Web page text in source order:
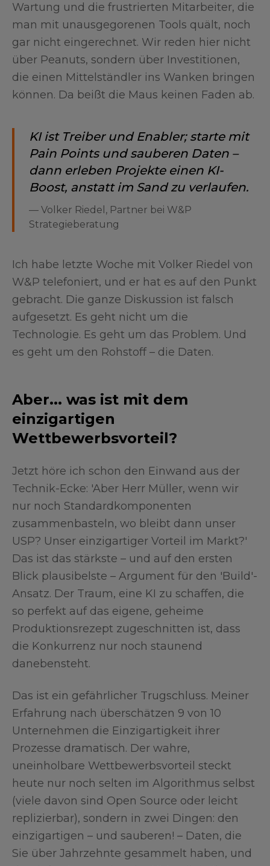
Wartung und die frustrierten Mitarbeiter, die
man mit unausgegorenen Tools quält, noch
gar nicht eingerechnet. Wir reden hier nicht
über Peanuts, sondern über Investitionen,
die einen Mittelständler ins Wanken bringen
können. Da beißt die Maus keinen Faden ab.
KI ist Treiber und Enabler; starte mit
Pain Points und sauberen Daten –
dann erleben Projekte einen KI-
Boost, anstatt im Sand zu verlaufen.
— Volker Riedel, Partner bei W&P
Strategieberatung
Ich habe letzte Woche mit Volker Riedel von
W&P telefoniert, und er hat es auf den Punkt
gebracht. Die ganze Diskussion ist falsch
aufgesetzt. Es geht nicht um die
Technologie. Es geht um das Problem. Und
es geht um den Rohstoff – die Daten.
Aber... was ist mit dem
einzigartigen
Wettbewerbsvorteil?
Jetzt höre ich schon den Einwand aus der
Technik-Ecke: 'Aber Herr Müller, wenn wir
nur noch Standardkomponenten
zusammenbasteln, wo bleibt dann unser
USP? Unser einzigartiger Vorteil im Markt?'
Das ist das stärkste – und auf den ersten
Blick plausibelste – Argument für den 'Build'-
Ansatz. Der Traum, eine KI zu schaffen, die
so perfekt auf das eigene, geheime
Produktionsrezept zugeschnitten ist, dass
die Konkurrenz nur noch staunend
danebensteht.
Das ist ein gefährlicher Trugschluss. Meiner
Erfahrung nach überschätzen 9 von 10
Unternehmen die Einzigartigkeit ihrer
Prozesse dramatisch. Der wahre,
uneinholbare Wettbewerbsvorteil steckt
heute nur noch selten im Algorithmus selbst
(viele davon sind Open Source oder leicht
replizierbar), sondern in zwei Dingen: den
einzigartigen – und sauberen! – Daten, die
Sie über Jahrzehnte gesammelt haben, und